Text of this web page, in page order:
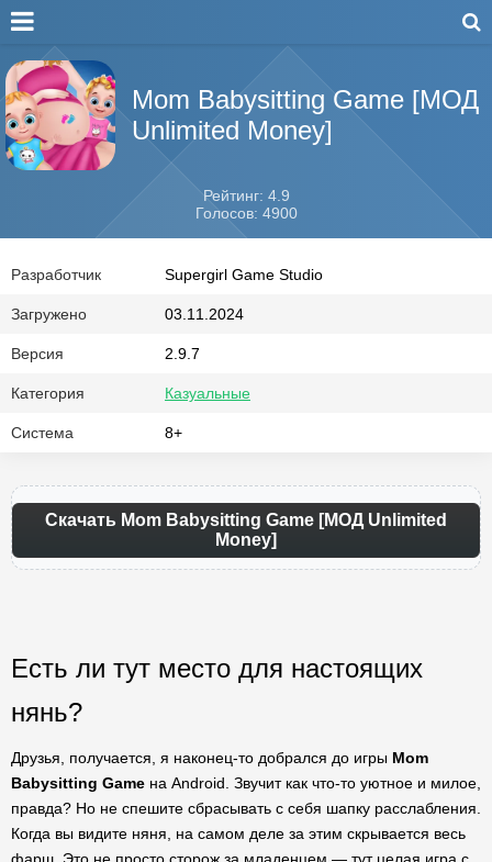
Mom Babysitting Game [МОД
Unlimited Money]
Рейтинг: 4.9
Голосов: 4900
Разработчик Supergirl Game Studio
Загружено 03.11.2024
Версия 2.9.7
Категория Казуальные
Система 8+
Скачать Mom Babysitting Game [МОД Unlimited
Money]
Есть ли тут место для настоящих
нянь?
Друзья, получается, я наконец-то добрался до игры Mom
Babysitting Game на Android. Звучит как что-то уютное и милое,
правда? Но не спешите сбрасывать с себя шапку расслабления.
Когда вы видите няня, на самом деле за этим скрывается весь